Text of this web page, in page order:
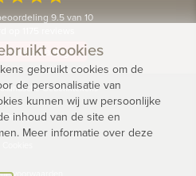
9.5 van 10
klantervaringen
Gedenktekens
Privacy
cookies
gebruikt cookies om de
de personalisatie van
kunnen wij uw persoonlijke
inhoud van de site en
Meer informatie over deze